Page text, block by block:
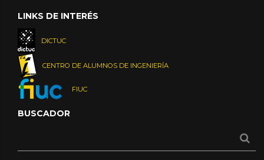
LINKS DE INTERÉS
DICTUC
CENTRO DE ALUMNOS DE INGENIERÍA
FIUC
BUSCADOR